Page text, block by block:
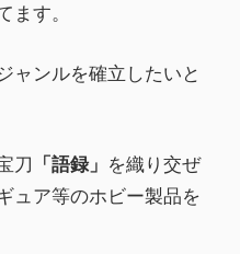
ます。
ャンルを確立したいと
刀 「語録」 を織り交ぜ
ュア等のホビー製品を